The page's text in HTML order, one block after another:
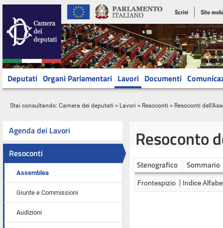
Scrivi Sito
Deputati Organi Parlamentari Lavori Documenti
Stai consultando: Camera dei deputati > Lavori > Resoconti > Resoconti
Agenda dei Lavori
Resoconti
Assemblea
Giunte e Commissioni
Audizioni
Resoconto
Stenografico Sommario
Frontespizio Indice